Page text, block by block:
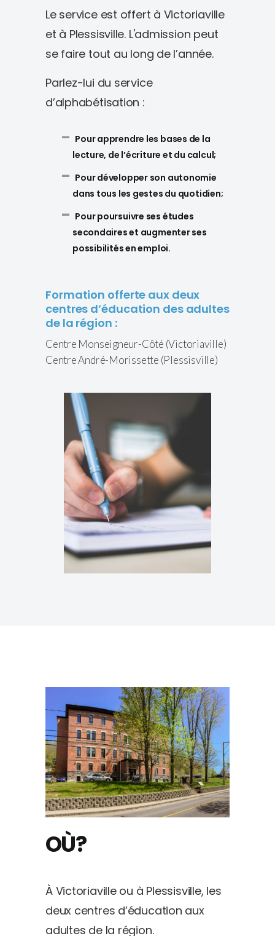
Le service est offert à Victoriaville
et à Plessisville. L'admission peut
se faire tout au long de l’année.
Parlez-lui du service
d’alphabétisation :
Pour apprendre les bases de la
lecture, de l’écriture et du calcul;
Pour développer son autonomie
dans tous les gestes du quotidien;
Pour poursuivre ses études
secondaires et augmenter ses
possibilités en emploi.
Formation offerte aux deux
centres d’éducation des adultes
de la région :
Centre Monseigneur-Côté (Victoriaville)
Centre André-Morissette (Plessisville)
OÙ?
À Victoriaville ou à Plessisville, les
deux centres d’éducation aux
adultes de la région.